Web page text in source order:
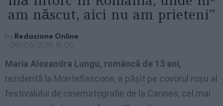
am născut, aici nu am prieteni”
by Redazione Online
09/06/2014, 15:00
Maria Alexandra Lungu, româncă de 13 ani,
rezidentă la Montefiascone, a păşit pe covorul roşu al
festivalului de cinematografie de la Cannes, cel mai